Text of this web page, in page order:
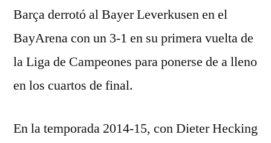
Barça derrotó al Bayer Leverkusen en el
BayArena con un 3-1 en su primera vuelta de
la Liga de Campeones para ponerse de a lleno
en los cuartos de final.
En la temporada 2014-15, con Dieter Hecking